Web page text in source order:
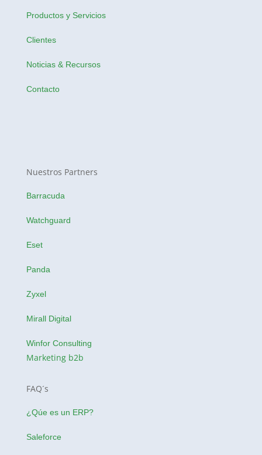
Productos y Servicios
Clientes
Noticias & Recursos
Contacto
Nuestros Partners
Barracuda
Watchguard
Eset
Panda
Zyxel
Mirall Digital
Winfor Consulting
Marketing b2b
FAQ´s
¿Qúe es un ERP?
Saleforce